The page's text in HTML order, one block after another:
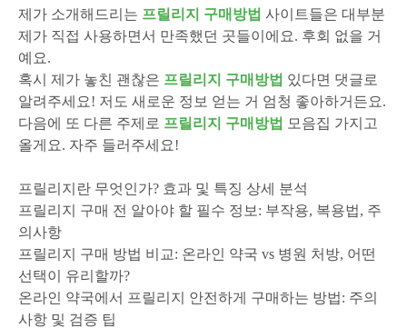
제가 소개해드리는 프릴리지 구매방법 사이트들은 대부분
제가 직접 사용하면서 만족했던 곳들이에요. 후회 없을 거
예요.
혹시 제가 놓친 괜찮은 프릴리지 구매방법 있다면 댓글로
알려주세요! 저도 새로운 정보 얻는 거 엄청 좋아하거든요.
다음에 또 다른 주제로 프릴리지 구매방법 모음집 가지고
올게요. 자주 들러주세요!
프릴리지란 무엇인가? 효과 및 특징 상세 분석
프릴리지 구매 전 알아야 할 필수 정보: 부작용, 복용법, 주
의사항
프릴리지 구매 방법 비교: 온라인 약국 vs 병원 처방, 어떤
선택이 유리할까?
온라인 약국에서 프릴리지 안전하게 구매하는 방법: 주의
사항 및 검증 팁